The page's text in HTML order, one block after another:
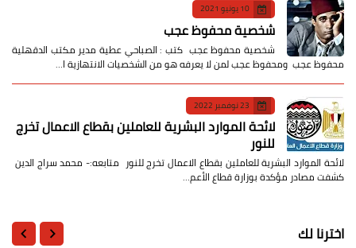
10 يونيو 2021
شخصية محفوظ عجب
شخصية محفوظ عجب كتب : الصباحي عطية مدير مكتب الدقهلية
محفوظ عجب ومحفوظ عجب لمن لا يعرفه هو من الشخصيات الانتهازية ا…
23 نوفمبر 2022
لائحة الموارد البشرية للعاملين بقطاع الاعمال تخرج
للنور
لائحة الموارد البشرية للعاملين بقطاع الاعمال تخرج للنور متابعه:- محمد سراج الدين
كشفت مصادر مؤكدة بوزارة قطاع الأعم…
اخترنا لك